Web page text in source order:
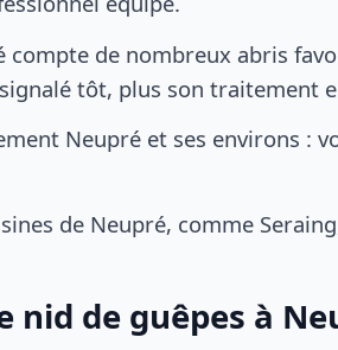
de nombreux abris
tôt, plus son traitement
Neupré et ses environs :
de Neupré, comme
de guêpes à